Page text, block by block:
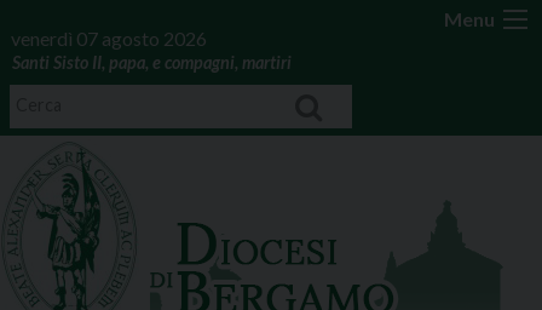
Menu
venerdì 07 agosto 2026
Santi Sisto II, papa, e compagni, martiri